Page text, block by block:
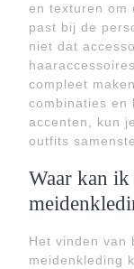
en texturen om
past bij de
niet dat
compleet
combinaties en
accenten, kun
outfits
Waar kan ik
Het vinden van
meidenkleding